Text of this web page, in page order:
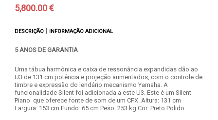
5,800.00 €
DESCRIÇÃO | INFORMAÇÃO ADICIONAL
5 ANOS DE GARANTIA
Uma tábua harmônica e caixa de ressonância expandidas dão ao
U3 de 131 cm potência e projeção aumentados, com o controle de
timbre e expressão do lendário mecanismo Yamaha. A
funcionalidade Silent foi adicionada a este U3. Este é um Silent
Piano que oferece fonte de som de um CFX. Altura: 131 cm
Largura: 153 cm Fundo: 65 cm Peso: 253 kg Cor: Preto Polido